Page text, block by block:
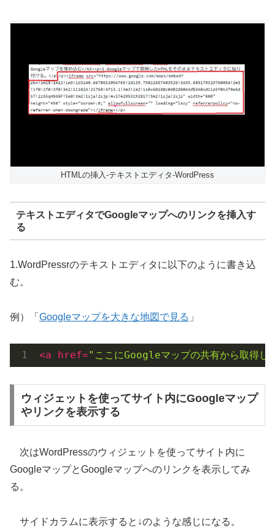
HTMLの挿入-テキストエディタ-WordPress
テキストエディタでGoogleマップへのリンクを挿入す
る
1.WordPressrのテキストエディタに以下のように書き込
む。
例）「 Googleマップを大きな地図で見る 」
<a href="ここにGoogleマップの共有から取得し
ウィジェットを使ってサイト内にGoogleマップ
やリンクを表示する
次はWordPressのウィジェットを使ってサイト内に
GoogleマップとGoogleマップへのリンクを表示してみ
る。
サイドカラムに表示すると↓のような感じになる。